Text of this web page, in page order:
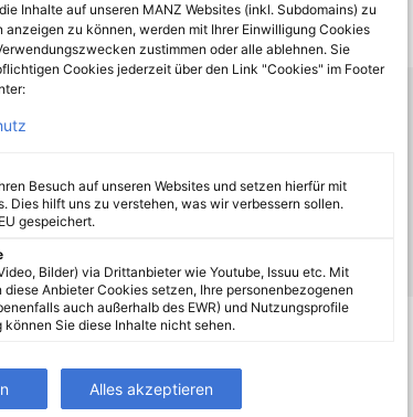
Inhalte auf unseren MANZ Websites (inkl. Subdomains) zu
zu können, werden mit Ihrer Einwilligung Cookies
zustimmen oder alle ablehnen. Sie
Cookies jederzeit über den Link "Cookies" im Footer
Besuch auf unseren Websites und setzen hierfür mit
Dies hilft uns zu verstehen, was wir verbessern sollen.
gespeichert.
Bilder) via Drittanbieter wie Youtube, Issuu etc. Mit
diese Anbieter Cookies setzen, Ihre personenbezogenen
auch außerhalb des EWR) und Nutzungsprofile
können Sie diese Inhalte nicht sehen.
Alles akzeptieren